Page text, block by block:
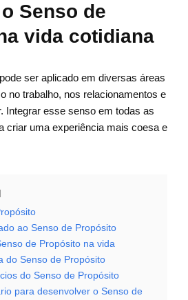
Senso de
vida cotidiana
ser aplicado em diversas áreas
no trabalho, nos relacionamentos e
Integrar esse senso em todas as
criar uma experiência mais coesa e
ao Senso de Propósito
de Propósito na vida
do Senso de Propósito
do Senso de Propósito
para desenvolver o Senso de